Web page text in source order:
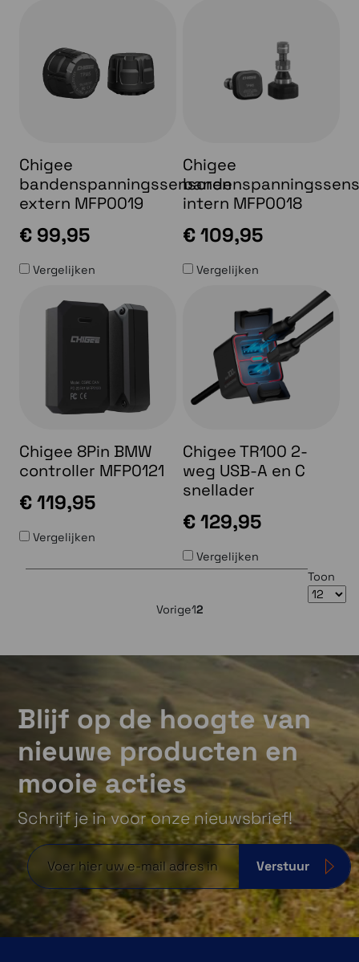
Chigee
bandenspanningssensoren
extern MFP0019
€ 99,95
Vergelijken
Chigee
intern MFP0018
€ 109,95
Vergelijken
Chigee 8Pin BMW
controller MFP0121
€ 119,95
Vergelijken
Chigee TR100 2-
weg USB-A en C
snellader
€ 129,95
Vergelijken
Vorige12
Toon
Blijf op de hoogte van
nieuwe producten en
mooie acties
Schrijf je in voor onze nieuwsbrief!
Verstuur